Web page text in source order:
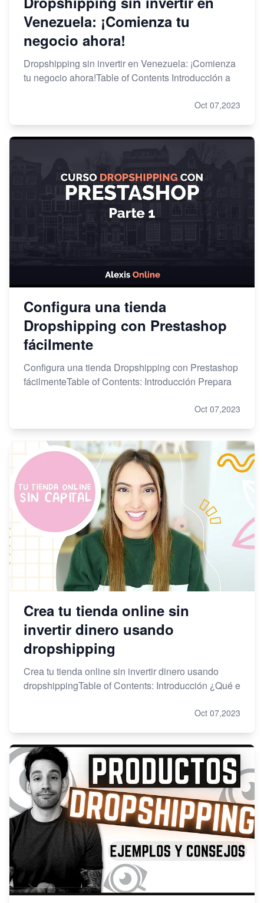
Venezuela: ¡Comienza tu
negocio ahora!
Dropshipping sin invertir en Venezuela: ¡Comienza
tu negocio ahora!Table of Contents Introducción a
Oct 07,2023
Configura una tienda
Dropshipping con Prestashop
fácilmente
Configura una tienda Dropshipping con Prestashop
fácilmenteTable of Contents: Introducción Prepara
Oct 07,2023
Crea tu tienda online sin
invertir dinero usando
dropshipping
Crea tu tienda online sin invertir dinero usando
dropshippingTable of Contents: Introducción ¿Qué e
Oct 07,2023